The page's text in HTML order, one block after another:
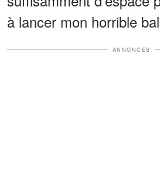
à lancer mon horrible
ANNONCES